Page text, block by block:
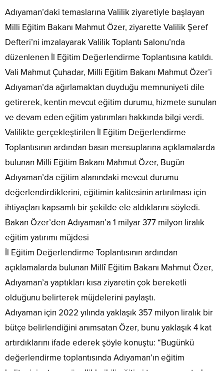
Adıyaman’daki temaslarına Valilik ziyaretiyle başlayan
Milli Eğitim Bakanı Mahmut Özer, ziyarette Valilik Şeref
Defteri’ni imzalayarak Valilik Toplantı Salonu’nda
düzenlenen İl Eğitim Değerlendirme Toplantısına katıldı.
Vali Mahmut Çuhadar, Milli Eğitim Bakanı Mahmut Özer’i
Adıyaman’da ağırlamaktan duyduğu memnuniyeti dile
getirerek, kentin mevcut eğitim durumu, hizmete sunulan
ve devam eden eğitim yatırımları hakkında bilgi verdi.
Valilikte gerçekleştirilen İl Eğitim Değerlendirme
Toplantısının ardından basın mensuplarına açıklamalarda
bulunan Milli Eğitim Bakanı Mahmut Özer, Bugün
Adıyaman’da eğitim alanındaki mevcut durumu
değerlendirdiklerini, eğitimin kalitesinin artırılması için
ihtiyaçları kapsamlı bir şekilde ele aldıklarını söyledi.
Bakan Özer’den Adıyaman’a 1 milyar 377 milyon liralık
eğitim yatırımı müjdesi
İl Eğitim Değerlendirme Toplantısının ardından
açıklamalarda bulunan Millî Eğitim Bakanı Mahmut Özer,
Adıyaman’a yaptıkları kısa ziyaretin çok bereketli
olduğunu belirterek müjdelerini paylaştı.
Adıyaman için 2022 yılında yaklaşık 357 milyon liralık bir
bütçe belirlendiğini anımsatan Özer, bunu yaklaşık 4 kat
artırdıklarını ifade ederek şöyle konuştu: “Bugünkü
değerlendirme toplantısında Adıyaman’ın eğitim